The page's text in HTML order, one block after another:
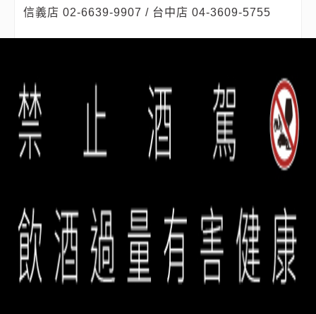
信義店 02-6639-9907 / 台中店 04-3609-5755